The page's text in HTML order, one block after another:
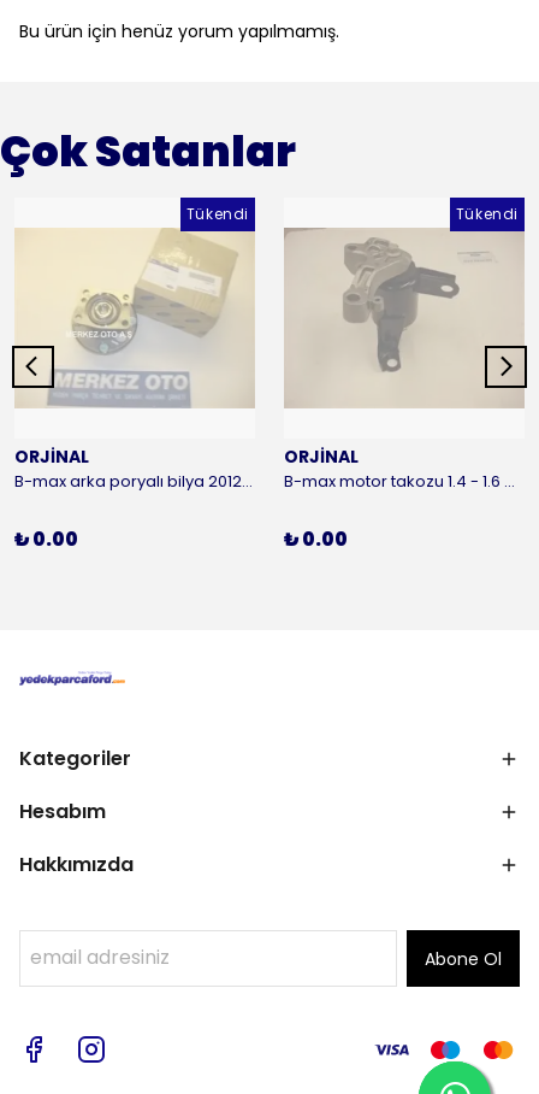
Bu ürün için henüz yorum yapılmamış.
Çok Satanlar
Tükendi
ORJİNAL
B-max arka poryalı bilya 2012-2016 ORJİNAL
₺ 0.00
Tükendi
ORJİNAL
B-max motor takozu 1.4 - 1.6 benzinli 2012-2016 ORJİNAL
₺ 0.00
Kategoriler
Hesabım
Hakkımızda
Abone Ol